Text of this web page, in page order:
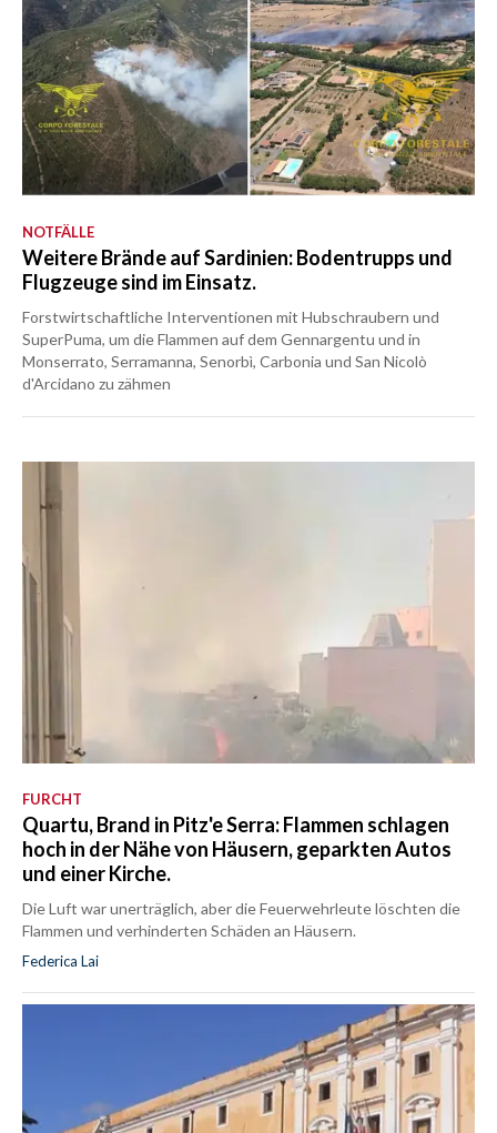
NOTFÄLLE
Weitere Brände auf Sardinien: Bodentrupps und
Flugzeuge sind im Einsatz.
Forstwirtschaftliche Interventionen mit Hubschraubern und
SuperPuma, um die Flammen auf dem Gennargentu und in
Monserrato, Serramanna, Senorbì, Carbonia und San Nicolò
d'Arcidano zu zähmen
FURCHT
Quartu, Brand in Pitz'e Serra: Flammen schlagen
hoch in der Nähe von Häusern, geparkten Autos
und einer Kirche.
Die Luft war unerträglich, aber die Feuerwehrleute löschten die
Flammen und verhinderten Schäden an Häusern.
Federica Lai